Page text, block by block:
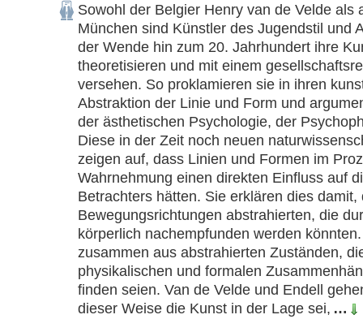
Sowohl der Belgier Henry van de Velde als
München sind Künstler des Jugendstil und
der Wende hin zum 20. Jahrhundert ihre
theoretisieren und mit einem
versehen. So proklamieren sie in ihren
Abstraktion der Linie und Form und
der ästhetischen Psychologie, der
Diese in der Zeit noch neuen
zeigen auf, dass Linien und Formen im
Wahrnehmung einen direkten Einfluss auf
Betrachters hätten. Sie erklären dies damit,
Bewegungsrichtungen abstrahierten, die
körperlich nachempfunden werden
zusammen aus abstrahierten Zuständen,
physikalischen und formalen
finden seien. Van de Velde und Endell
dieser Weise die Kunst in der Lage sei, …